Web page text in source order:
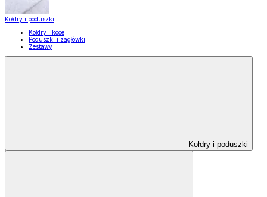
Kołdry i poduszki
Kołdry i koce
Poduszki i zagłówki
Zestawy
Kołdry i poduszki